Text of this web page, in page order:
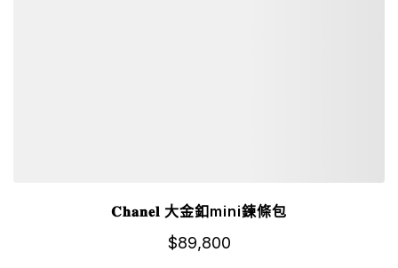
𝐂𝐡𝐚𝐧𝐞𝐥 大金釦mini鍊條包
$89,800